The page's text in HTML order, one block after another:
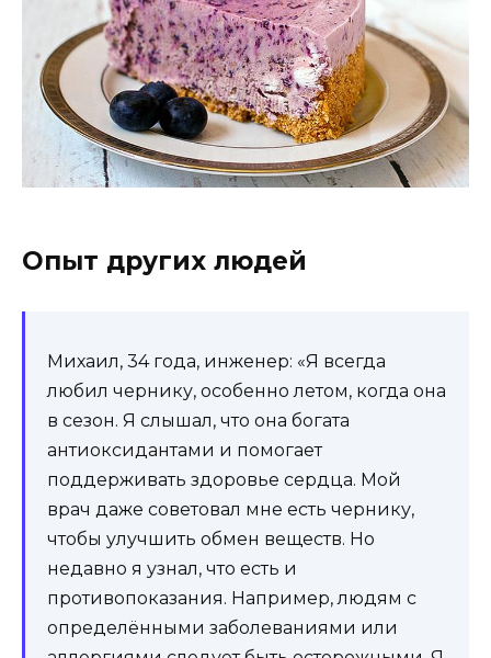
Опыт других людей
Михаил, 34 года, инженер: «Я всегда
любил чернику, особенно летом, когда она
в сезон. Я слышал, что она богата
антиоксидантами и помогает
поддерживать здоровье сердца. Мой
врач даже советовал мне есть чернику,
чтобы улучшить обмен веществ. Но
недавно я узнал, что есть и
противопоказания. Например, людям с
определёнными заболеваниями или